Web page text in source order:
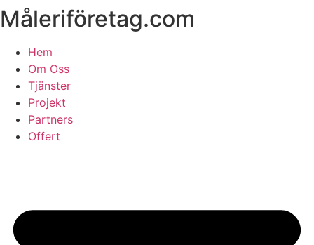
Skip
to
content
Måleriföretag.com
Hem
Om Oss
Tjänster
Projekt
Partners
Offert